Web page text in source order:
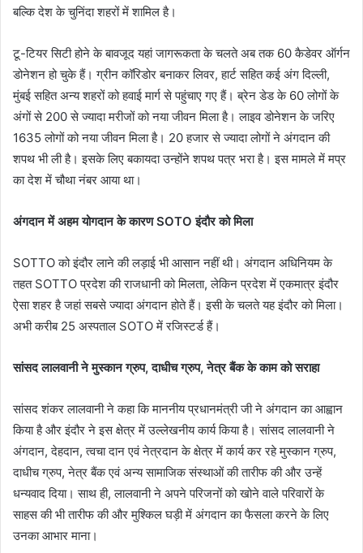
बल्कि देश के चुनिंदा शहरों में शामिल है।
टू-टियर सिटी होने के बावजूद यहां जागरूकता के चलते अब तक 60 कैडेवर ऑर्गन
डोनेशन हो चुके हैं। ग्रीन कॉरिडोर बनाकर लिवर, हार्ट सहित कई अंग दिल्ली,
मुंबई सहित अन्य शहरों को हवाई मार्ग से पहुंचाए गए हैं। ब्रेन डेड के 60 लोगों के
अंगों से 200 से ज्यादा मरीजों को नया जीवन मिला है। लाइव डोनेशन के जरिए
1635 लोगों को नया जीवन मिला है। 20 हजार से ज्यादा लोगों ने अंगदान की
शपथ भी ली है। इसके लिए बकायदा उन्होंने शपथ पत्र भरा है। इस मामले में मप्र
का देश में चौथा नंबर आया था।
अंगदान में अहम योगदान के कारण SOTO इंदौर को मिला
SOTTO को इंदौर लाने की लड़ाई भी आसान नहीं थी। अंगदान अधिनियम के
तहत SOTTO प्रदेश की राजधानी को मिलता, लेकिन प्रदेश में एकमात्र इंदौर
ऐसा शहर है जहां सबसे ज्यादा अंगदान होते हैं। इसी के चलते यह इंदौर को मिला।
अभी करीब 25 अस्पताल SOTO में रजिस्टर्ड हैं।
सांसद लालवानी ने मुस्कान ग्रुप, दाधीच ग्रुप, नेत्र बैंक के काम को सराहा
सांसद शंकर लालवानी ने कहा कि माननीय प्रधानमंत्री जी ने अंगदान का आह्वान
किया है और इंदौर ने इस क्षेत्र में उल्लेखनीय कार्य किया है। सांसद लालवानी ने
अंगदान, देहदान, त्वचा दान एवं नेत्रदान के क्षेत्र में कार्य कर रहे मुस्कान ग्रुप,
दाधीच ग्रुप, नेत्र बैंक एवं अन्य सामाजिक संस्थाओं की तारीफ की और उन्हें
धन्यवाद दिया। साथ ही, लालवानी ने अपने परिजनों को खोने वाले परिवारों के
साहस की भी तारीफ की और मुश्किल घड़ी में अंगदान का फैसला करने के लिए
उनका आभार माना।